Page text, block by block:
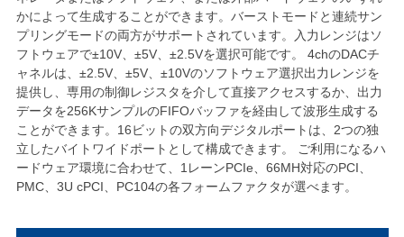
かによって生成することができます。バーストモードと連続サン
プリングモードの両方がサポートされています。入力レンジはソ
フトウェアで±10V、±5V、±2.5Vを選択可能です。 4chのDACチ
ャネルは、±2.5V、±5V、±10Vのソフトウェア選択出力レンジを
提供し、専用の制御レジスタを介して直接アクセスするか、出力
データを256KサンプルのFIFOバッファを経由して波形生成する
ことができます。16ビットの双方向デジタルポートは、2つの独
立したバイトワイドポートとして構成できます。 ご利用になるハ
ードウェア環境に合わせて、1レーンPCIe、66MH対応のPCI、
PMC、3U cPCI、PC104の各フォームファクタが選べます。